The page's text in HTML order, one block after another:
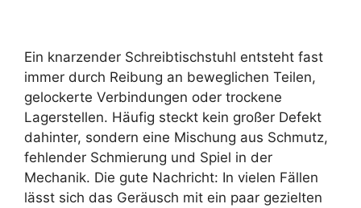
Ein knarzender Schreibtischstuhl entsteht fast
immer durch Reibung an beweglichen Teilen,
gelockerte Verbindungen oder trockene
Lagerstellen. Häufig steckt kein großer Defekt
dahinter, sondern eine Mischung aus Schmutz,
fehlender Schmierung und Spiel in der
Mechanik. Die gute Nachricht: In vielen Fällen
lässt sich das Geräusch mit ein paar gezielten